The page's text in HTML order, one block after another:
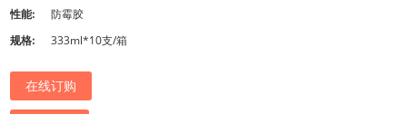
性能:
防霉胶
规格:
333ml*10支/箱
在线订购